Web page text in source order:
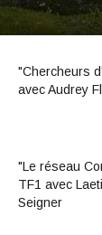
"Chercheurs
avec Audrey
"Le réseau
TF1 avec
Seigner